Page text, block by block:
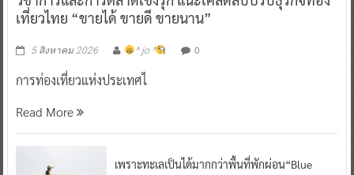
เที่ยวไทย “ขายได้ ขายดี ขายนาน”
5 สิงหาคม 2026 ^ jo ^ 0
การท่องเที่ยวแห่งประเทศไ
Read More
เพราะทะเลเป็นได้มากกว่าพื้นที่พักผ่อน“Blue